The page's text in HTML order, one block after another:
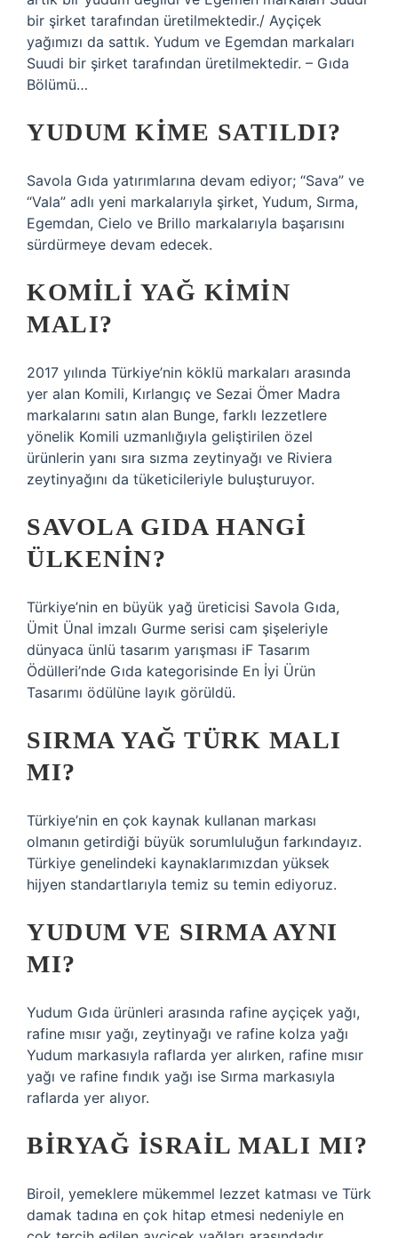
bir şirket tarafından üretilmektedir./ Ayçiçek
yağımızı da sattık. Yudum ve Egemdan markaları
Suudi bir şirket tarafından üretilmektedir. – Gıda
Bölümü…
YUDUM KIME SATILDI?
Savola Gıda yatırımlarına devam ediyor; “Sava” ve
“Vala” adlı yeni markalarıyla şirket, Yudum, Sırma,
Egemdan, Cielo ve Brillo markalarıyla başarısını
sürdürmeye devam edecek.
KOMILI YAĞ KIMIN
MALI?
2017 yılında Türkiye’nin köklü markaları arasında
yer alan Komili, Kırlangıç ​​​​​​ve Sezai Ömer Madra
markalarını satın alan Bunge, farklı lezzetlere
yönelik Komili uzmanlığıyla geliştirilen özel
ürünlerin yanı sıra sızma zeytinyağı ve Riviera
zeytinyağını da tüketicileriyle buluşturuyor.
SAVOLA GIDA HANGI
ÜLKENIN?
Türkiye’nin en büyük yağ üreticisi Savola Gıda,
Ümit Ünal imzalı Gurme serisi cam şişeleriyle
dünyaca ünlü tasarım yarışması iF Tasarım
Ödülleri’nde Gıda kategorisinde En İyi Ürün
Tasarımı ödülüne layık görüldü.
SIRMA YAĞ TÜRK MALI
MI?
Türkiye’nin en çok kaynak kullanan markası
olmanın getirdiği büyük sorumluluğun farkındayız.
Türkiye genelindeki kaynaklarımızdan yüksek
hijyen standartlarıyla temiz su temin ediyoruz.
YUDUM VE SIRMA AYNI
MI?
Yudum Gıda ürünleri arasında rafine ayçiçek yağı,
rafine mısır yağı, zeytinyağı ve rafine kolza yağı
Yudum markasıyla raflarda yer alırken, rafine mısır
yağı ve rafine fındık yağı ise Sırma markasıyla
raflarda yer alıyor.
BIRYAĞ İSRAIL MALI MI?
Biroil, yemeklere mükemmel lezzet katması ve Türk
damak tadına en çok hitap etmesi nedeniyle en